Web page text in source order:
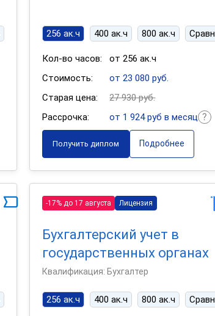
256 ак.ч 400 ак.ч 800 ак.ч
Кол-во часов:
от 256 ак.ч
Стоимость:
от 23 080 руб.
Старая цена:
27 930 руб.
Рассрочка:
от 1 924 руб в месяц
Получить диплом Подробнее
-17% до 17 августа Лицензия
Бухгалтерский учет в
государственных органах
Квалификация: Бухгалтер
256 ак.ч 400 ак.ч 800 ак.ч